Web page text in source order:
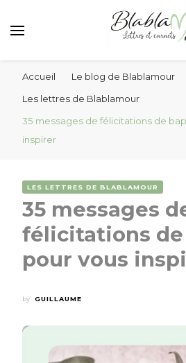
Blablamour
Accueil
Le blog de Blablamour
Les lettres de Blablamour
35 messages de félicitations de
inspirer
LES LETTRES DE BLABLAMOUR
35 messages
félicitations
pour vous
by GUILLAUME